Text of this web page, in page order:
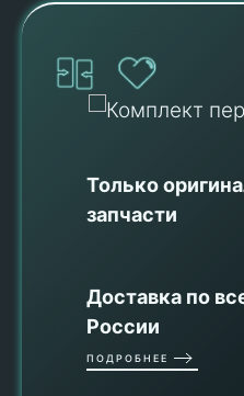
Только
запчасти
Доставка по
России
ПОДРОБНЕЕ